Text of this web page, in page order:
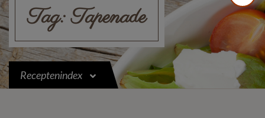
Tag:Tapenade
Receptenindex